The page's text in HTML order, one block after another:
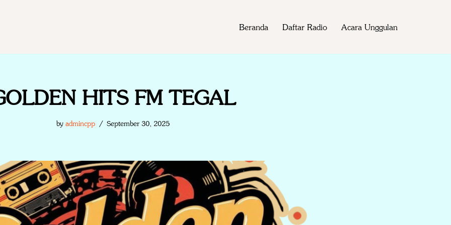
Beranda Daftar Radio Acara Unggulan
HITS FM TEGAL
by admincpp September 30, 2025